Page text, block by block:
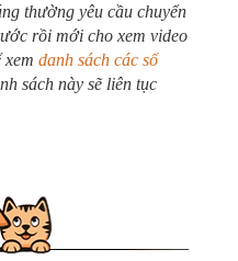
thường yêu cầu chuyển
rồi mới cho xem video
xem danh sách các số
sách này sẽ liên tục